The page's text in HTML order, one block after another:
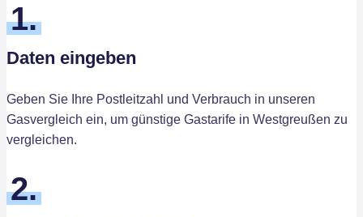
1.
Daten eingeben
Geben Sie Ihre Postleitzahl und Verbrauch in unseren
Gasvergleich ein, um günstige Gastarife in Westgreußen zu
vergleichen.
2.